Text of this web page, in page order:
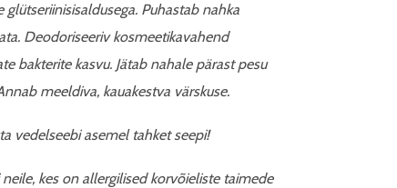
Puhastab nahka
Deodoriseeriv kosmeetikavahend
bakterite kasvu. Jätab nahale pärast pesu
meeldiva, kauakestva värskuse.
vedelseebi asemel tahket seepi!
kes on allergilised korvõieliste taimede